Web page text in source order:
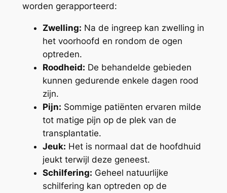
worden gerapporteerd:
Zwelling: Na de ingreep kan zwelling in
het voorhoofd en rondom de ogen
optreden.
Roodheid: De behandelde gebieden
kunnen gedurende enkele dagen rood
zijn.
Pijn: Sommige patiënten ervaren milde
tot matige pijn op de plek van de
transplantatie.
Jeuk: Het is normaal dat de hoofdhuid
jeukt terwijl deze geneest.
Schilfering: Geheel natuurlijke
schilfering kan optreden op de